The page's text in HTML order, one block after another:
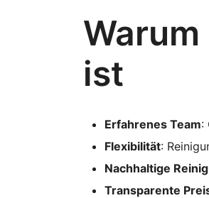
ist
Erfahrenes Team:
Flexibilität:
Nachhaltige
Transparente